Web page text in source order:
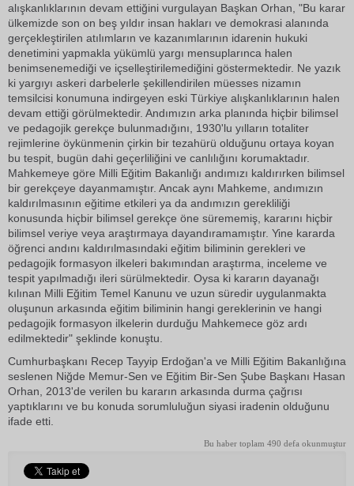
alışkanlıklarının devam ettiğini vurgulayan Başkan Orhan, "Bu karar
ülkemizde son on beş yıldır insan hakları ve demokrasi alanında
gerçekleştirilen atılımların ve kazanımlarının idarenin hukuki
denetimini yapmakla yükümlü yargı mensuplarınca halen
benimsenemediği ve içselleştirilemediğini göstermektedir. Ne yazık
ki yargıyı askeri darbelerle şekillendirilen müesses nizamın
temsilcisi konumuna indirgeyen eski Türkiye alışkanlıklarının halen
devam ettiği görülmektedir. Andımızın arka planında hiçbir bilimsel
ve pedagojik gerekçe bulunmadığını, 1930'lu yılların totaliter
rejimlerine öykünmenin çirkin bir tezahürü olduğunu ortaya koyan
bu tespit, bugün dahi geçerliliğini ve canlılığını korumaktadır.
Mahkemeye göre Milli Eğitim Bakanlığı andımızı kaldırırken bilimsel
bir gerekçeye dayanmamıştır. Ancak aynı Mahkeme, andımızın
kaldırılmasının eğitime etkileri ya da andımızın gerekliliği
konusunda hiçbir bilimsel gerekçe öne sürememiş, kararını hiçbir
bilimsel veriye veya araştırmaya dayandıramamıştır. Yine kararda
öğrenci andını kaldırılmasındaki eğitim biliminin gerekleri ve
pedagojik formasyon ilkeleri bakımından araştırma, inceleme ve
tespit yapılmadığı ileri sürülmektedir. Oysa ki kararın dayanağı
kılınan Milli Eğitim Temel Kanunu ve uzun süredir uygulanmakta
oluşunun arkasında eğitim biliminin hangi gereklerinin ve hangi
pedagojik formasyon ilkelerin durduğu Mahkemece göz ardı
edilmektedir" şeklinde konuştu.
Cumhurbaşkanı Recep Tayyip Erdoğan'a ve Milli Eğitim Bakanlığına
seslenen Niğde Memur-Sen ve Eğitim Bir-Sen Şube Başkanı Hasan
Orhan, 2013'de verilen bu kararın arkasında durma çağrısı
yaptıklarını ve bu konuda sorumluluğun siyasi iradenin olduğunu
ifade etti.
Bu haber toplam 490 defa okunmuştur